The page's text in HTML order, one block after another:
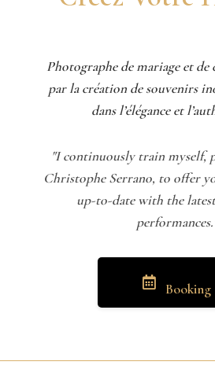
Photographe de mariage et de
par la création de souvenirs
dans l’élégance et
"I continuously train myself,
Christophe Serrano, to offer
up-to-date with the
Booking